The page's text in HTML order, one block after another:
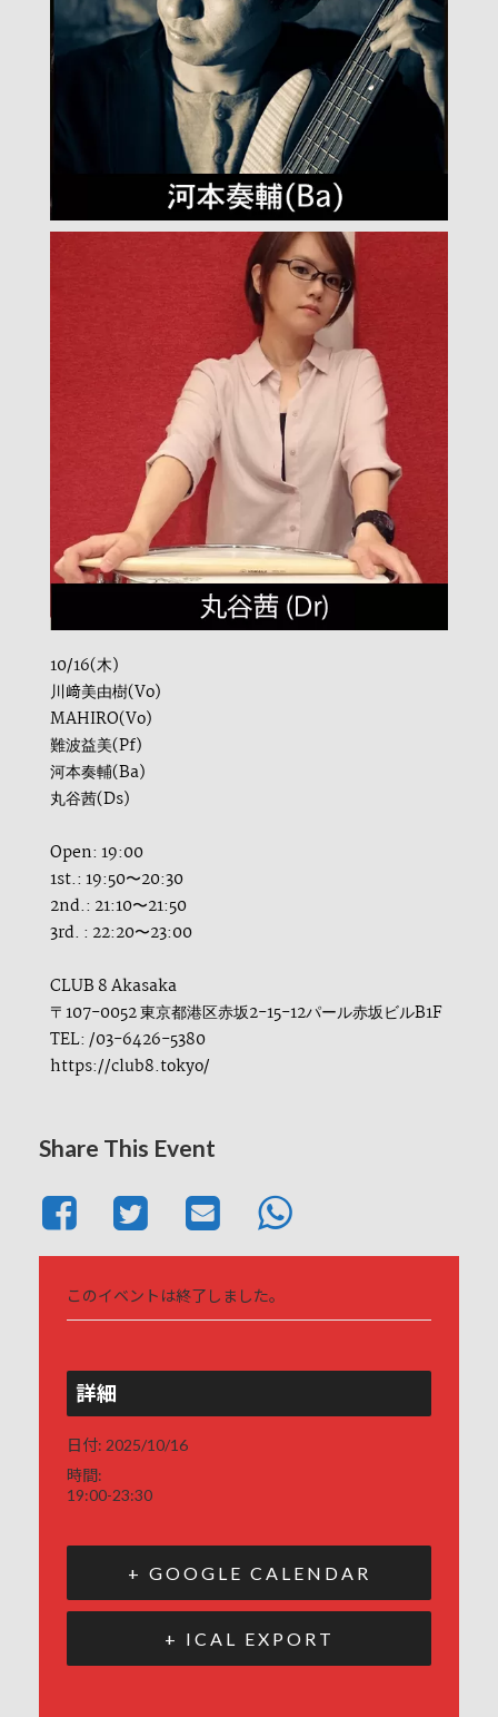
10/16(木)
川﨑美由樹(Vo)
MAHIRO(Vo)
難波益美(Pf)
河本奏輔(Ba)
丸谷茜(Ds)
Open: 19:00
1st.: 19:50〜20:30
2nd.: 21:10〜21:50
3rd. : 22:20〜23:00
CLUB 8 Akasaka
〒107-0052 東京都港区赤坂2-15-12パール赤坂ビルB1F
TEL: /03-6426-5380
https://club8.tokyo/
Share This Event
このイベントは終了しました。
詳細
日付: 2025/10/16
時間:
19:00-23:30
+ GOOGLE CALENDAR
+ ICAL EXPORT